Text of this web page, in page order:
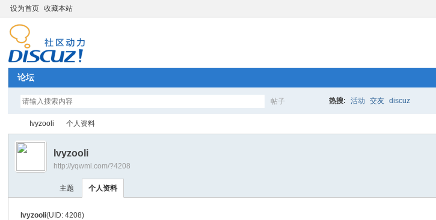
设为首页 收藏本站
论坛
帖子 热搜: 活动 交友 discuz
›
Ivyzooli 个人资料
Ivyzooli
http://yqwml.com/?4208
主题 个人资料
Ivyzooli(UID: 4208)